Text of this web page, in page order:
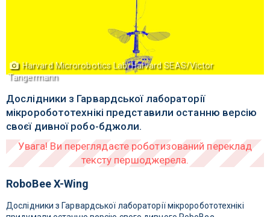
Harvard Microrobotics Lab/Harvard SEAS/Victor
Tangermann
Дослідники з Гарвардської лабораторії
мікроробототехнікі представили останню версію
своєї дивної робо-бджоли.
RoboBee X-Wing
Дослідники з Гарвардської лабораторії мікроробототехнікі